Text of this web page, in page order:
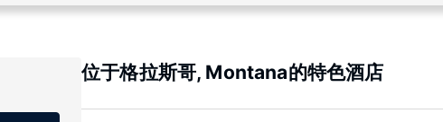
位于格拉斯哥, Montana的特色酒店